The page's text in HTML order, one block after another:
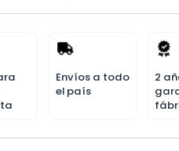
Envíos a todo
el país
2